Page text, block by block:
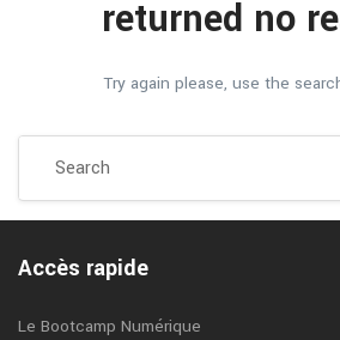
returned no
Try again please, use the
Accès rapide
Le Bootcamp Numérique